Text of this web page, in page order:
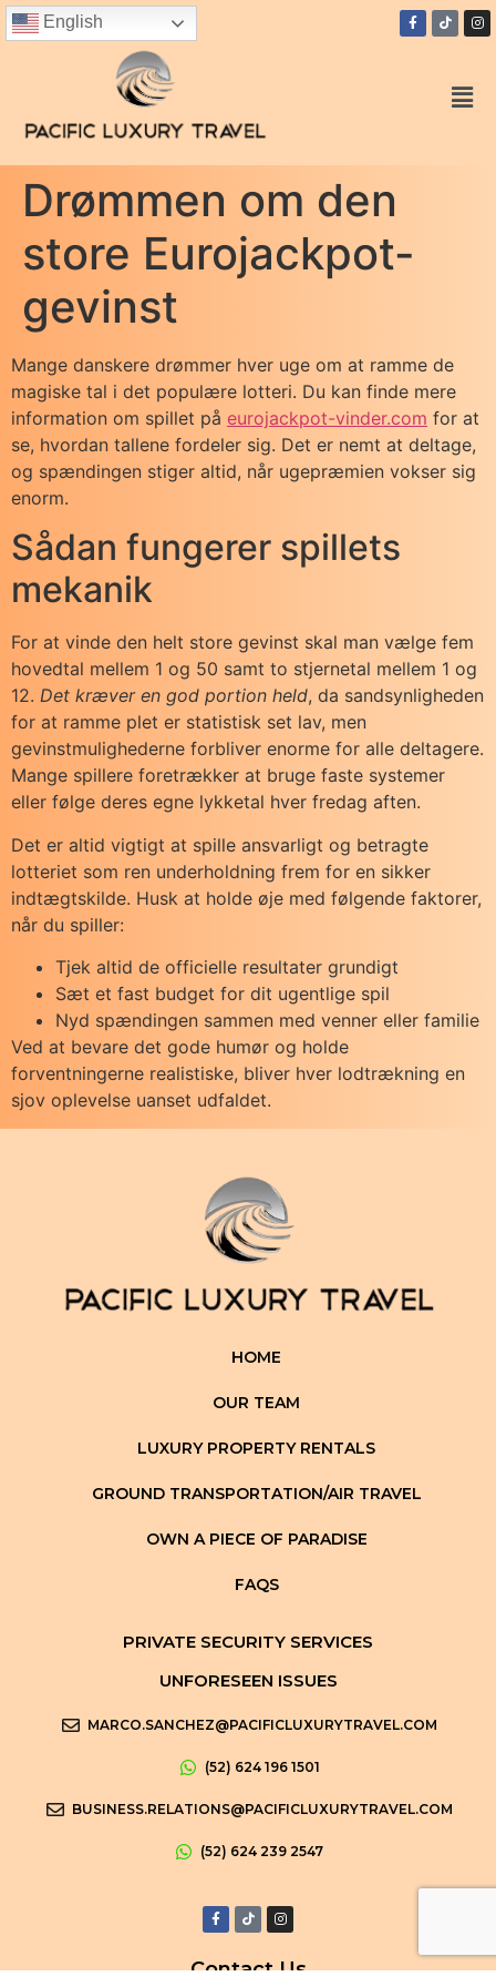
English
Drømmen om den
store Eurojackpot-
gevinst
Mange danskere drømmer hver uge om at ramme de
magiske tal i det populære lotteri. Du kan finde mere
information om spillet på eurojackpot-vinder.com for at
se, hvordan tallene fordeler sig. Det er nemt at deltage,
og spændingen stiger altid, når ugepræmien vokser sig
enorm.
Sådan fungerer spillets
mekanik
For at vinde den helt store gevinst skal man vælge fem
hovedtal mellem 1 og 50 samt to stjernetal mellem 1 og
12. Det kræver en god portion held, da sandsynligheden
for at ramme plet er statistisk set lav, men
gevinstmulighederne forbliver enorme for alle deltagere.
Mange spillere foretrækker at bruge faste systemer
eller følge deres egne lykketal hver fredag aften.
Det er altid vigtigt at spille ansvarligt og betragte
lotteriet som ren underholdning frem for en sikker
indtægtskilde. Husk at holde øje med følgende faktorer,
når du spiller:
Tjek altid de officielle resultater grundigt
Sæt et fast budget for dit ugentlige spil
Nyd spændingen sammen med venner eller familie
Ved at bevare det gode humør og holde
forventningerne realistiske, bliver hver lodtrækning en
sjov oplevelse uanset udfaldet.
HOME
OUR TEAM
LUXURY PROPERTY RENTALS
GROUND TRANSPORTATION/AIR TRAVEL
OWN A PIECE OF PARADISE
FAQS
PRIVATE SECURITY SERVICES
UNFORESEEN ISSUES
MARCO.SANCHEZ@PACIFICLUXURYTRAVEL.COM
(52) 624 196 1501
BUSINESS.RELATIONS@PACIFICLUXURYTRAVEL.COM
(52) 624 239 2547
Contact Us